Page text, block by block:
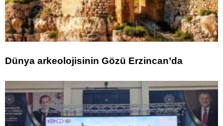
Dünya arkeolojisinin Gözü Erzincan’da